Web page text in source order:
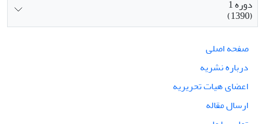
دوره 1
(1390)
صفحه اصلی
درباره نشریه
اعضای هیات تحریریه
ارسال مقاله